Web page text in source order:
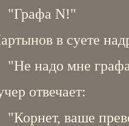
"Графа N!"
в суете
"Не надо мне
отвечает:
"Корнет, ваше